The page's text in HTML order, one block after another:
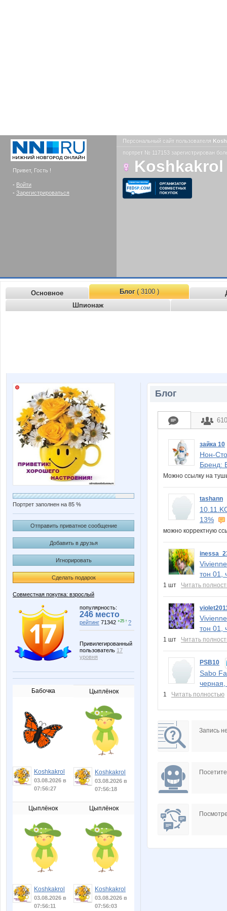
Привет, Гость !
- Войти
- Зарегистрироваться
Персональный сайт пользователя
портрет № 117153 зарегистрирован
Koshkakrol
Основное Блог( 3100 )
Шпионаж
Портрет заполнен на 85 %
Отправить приватное сообщение
Добавить в друзья
Игнорировать
Сделать подарок
Совместная покупка: взрослый
популярность:
246 место
рейтинг 71342 +25 ↑ ?
Привилегированный
пользователь 17
уровня
Бабочка
Koshkakrol
03.08.2026 в
07:56:27
Цыплёнок
Koshkakrol
03.08.2026 в
07:56:18
Цыплёнок
Koshkakrol
03.08.2026 в
07:56:11
Цыплёнок
Koshkakrol
03.08.2026 в
07:56:03
Блог
зайка 10
Нон-
Бренд:
Можно ссылку на
tashann
13%
можно корректную
тон 01,
1 шт Читать
тон 01,
1 шт Читать
PSB10
Sabo
1 Читать полностью
Запись